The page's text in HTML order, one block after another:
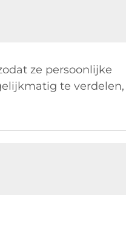
ze persoonlijke
te verdelen,